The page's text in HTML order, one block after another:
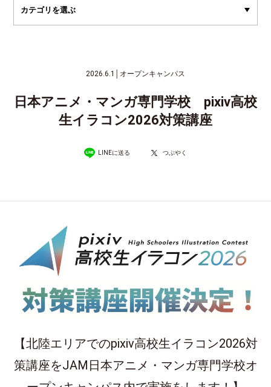
2026.6.1 オープンキャンパス
日本アニメ・マンガ専門学校 pixiv高校
生イラコン2026対策講座
LINEに送る つぶやく
【北陸エリアでのpixiv高校生イラコン2026対
策講座をJAM日本アニメ・マンガ専門学校オ